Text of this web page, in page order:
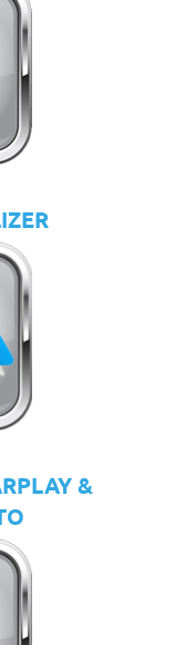
&